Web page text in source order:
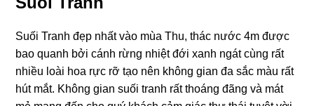
Suối Tranh đẹp nhất vào mùa Thu, thác nước 4m được
bao quanh bởi cánh rừng nhiệt đới xanh ngát cùng rất
nhiều loài hoa rực rỡ tạo nên không gian đa sắc màu rất
hút mắt. Không gian suối tranh rất thoáng đãng và mát